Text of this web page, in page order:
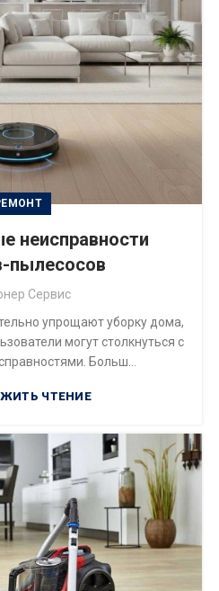
неисправности
пылесосов
Сервис
упрощают уборку дома,
могут столкнуться с
Больш...
ЧТЕНИЕ